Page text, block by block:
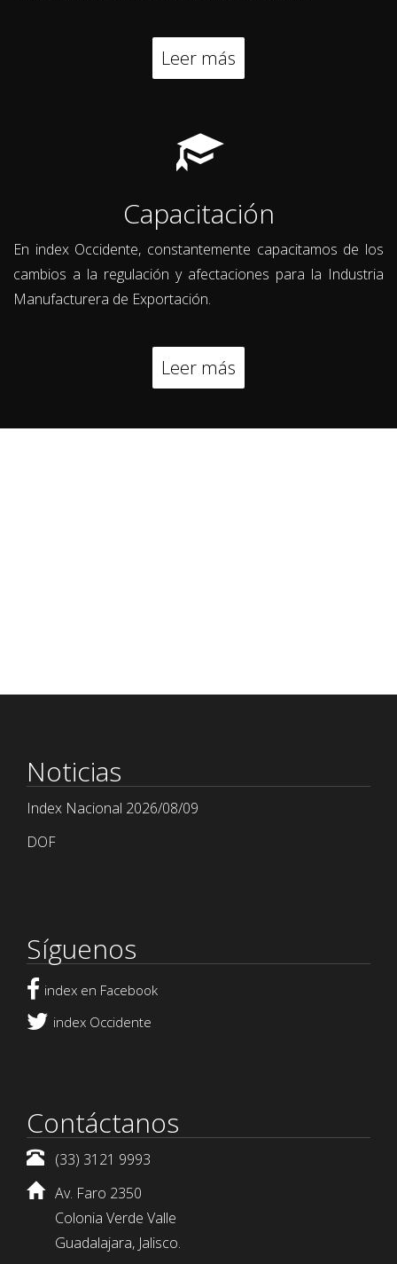
Leer más
Capacitación
En index Occidente, constantemente capacitamos de los
cambios a la regulación y afectaciones para la Industria
Manufacturera de Exportación.
Leer más
Noticias
Index Nacional 2026/08/09
DOF
Síguenos
index en Facebook
index Occidente
Contáctanos
(33) 3121 9993
Av. Faro 2350
Colonia Verde Valle
Guadalajara, Jalisco.